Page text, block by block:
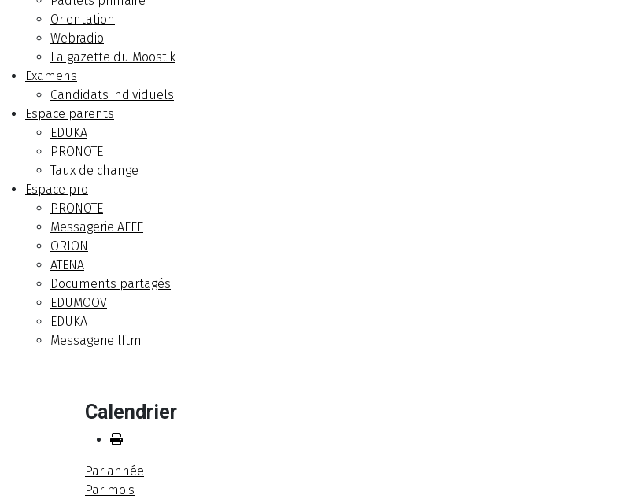
Orientation
Webradio
La gazette du Moostik
Examens
Candidats individuels
Espace parents
EDUKA
PRONOTE
Taux de change
Espace pro
PRONOTE
Messagerie AEFE
ORION
ATENA
Documents partagés
EDUMOOV
EDUKA
Messagerie lftm
Calendrier
Par année
Par mois